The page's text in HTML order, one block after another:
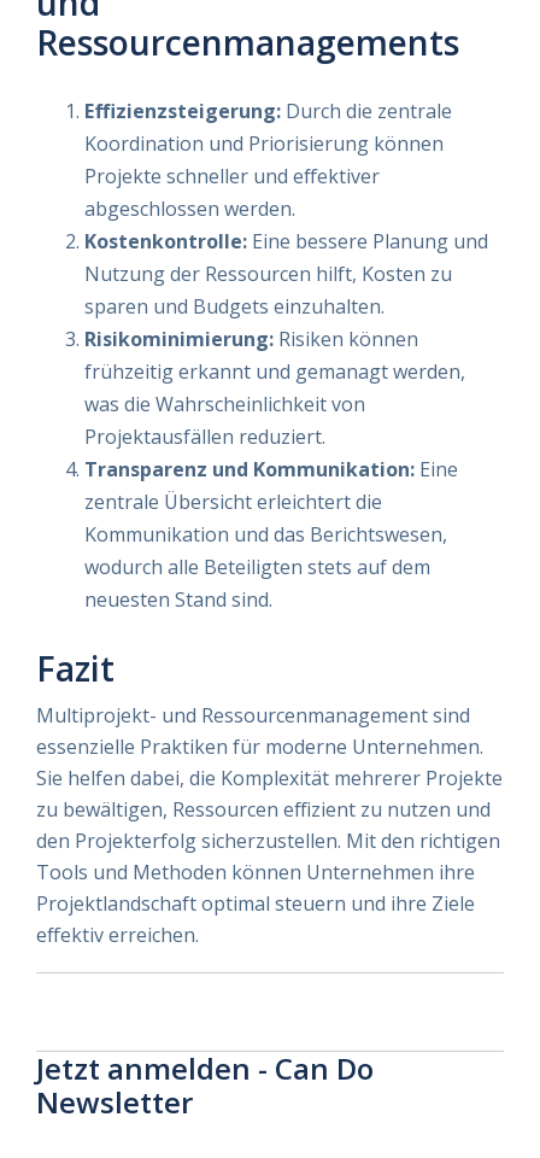
Ressourcenmanagements
Effizienzsteigerung: Durch die zentrale
Koordination und Priorisierung können
Projekte schneller und effektiver
abgeschlossen werden.
Kostenkontrolle: Eine bessere Planung und
Nutzung der Ressourcen hilft, Kosten zu
sparen und Budgets einzuhalten.
Risikominimierung: Risiken können
frühzeitig erkannt und gemanagt werden,
was die Wahrscheinlichkeit von
Projektausfällen reduziert.
Transparenz und Kommunikation: Eine
zentrale Übersicht erleichtert die
Kommunikation und das Berichtswesen,
wodurch alle Beteiligten stets auf dem
neuesten Stand sind.
Fazit
Multiprojekt- und Ressourcenmanagement sind
essenzielle Praktiken für moderne Unternehmen.
Sie helfen dabei, die Komplexität mehrerer Projekte
zu bewältigen, Ressourcen effizient zu nutzen und
den Projekterfolg sicherzustellen. Mit den richtigen
Tools und Methoden können Unternehmen ihre
Projektlandschaft optimal steuern und ihre Ziele
effektiv erreichen.
Jetzt anmelden - Can Do
Newsletter